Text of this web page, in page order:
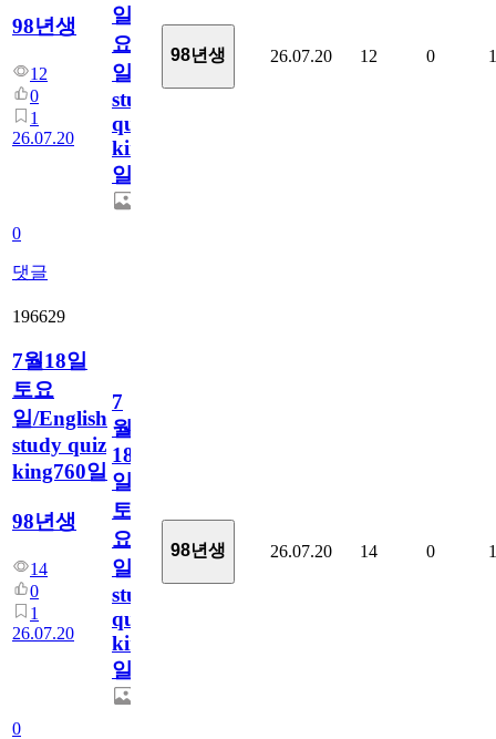
98년생
12
0
1
26.07.20
0
댓글
일
요
일/English
study
quiz
king761
일
98년생 26.07.20 12 0 1
196629
7월18일
토요
일/English
study quiz
king760일
98년생
14
0
1
26.07.20
0
7
월
18
일
토
요
일/English
study
quiz
king760
일
98년생 26.07.20 14 0 1